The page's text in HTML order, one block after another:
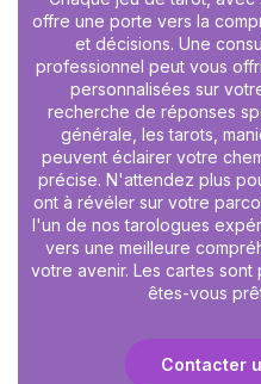
offre une porte vers la
et décisions. Une
professionnel peut vous
personnalisées sur
recherche de réponses
générale, les tarots,
peuvent éclairer votre
précise. N'attendez plus
ont à révéler sur votre
l'un de nos tarologues
vers une meilleure
votre avenir. Les cartes
êtes-vous
Contacter